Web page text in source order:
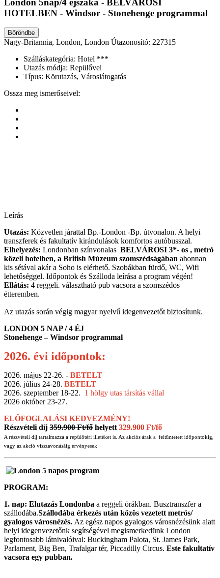
London 5nap/4 éjszaka - BELVÁROSI
HOTELBEN - Windsor - Stonehenge programmal
Bőröndbe
Nagy-Britannia, London, London Útazonosító: 227315
Szálláskategória: Hotel ***
Utazás módja: Repülővel
Típus: Körutazás, Városlátogatás
Ossza meg ismerőseivel:
Leírás
Utazás: Közvetlen járattal Bp.-London -Bp. útvonalon. A helyi
transzferek és fakultatív kirándulások komfortos autóbusszal.
Elhelyezés: Londonban színvonalas BELVÁROSI 3*- os , metró
közeli hotelben, a British Múzeum szomszédságában ahonnan
kis sétával akár a Soho is elérhető. Szobákban fürdő, WC, Wifi
lehetőséggel. Időpontok és Szálloda leírása a program végén!
Ellátás: 4 reggeli. választható pub vacsora a szomszédos
étteremben.
Az utazás során végig magyar nyelvű idegenvezetőt biztosítunk.
LONDON 5 NAP / 4 ÉJ
Stonehenge – Windsor programmal
2026. évi időpontok:
2026. május 22-26. - BETELT
2026. július 24-28. BETELT
2026. szeptember 18-22. 1 hölgy utas társítás vállal
2026 október 23-27.
ELŐFOGLALÁSI KEDVEZMÉNY!
Részvételi díj 359.900 Ft/fő helyett329.900 Ft/fő
A részvételi díj tartalmazza a repülőtéri illetéket is. Az akciós árak a feltüntetett időpontokig,
vagy az akció visszavonásáig érvényesek
PROGRAM:
1. nap: Elutazás Londonba a reggeli órákban. Busztranszfer a
szállodába.Szállodába érkezés után közös vezetett metrós/
gyalogos városnézés. Az egész napos gyalogos városnézésünk alatt
helyi idegenvezetőnk segítségével megismerkedünk London
legfontosabb látnivalóival: Buckingham Palota, St. James Park,
Parlament, Big Ben, Trafalgar tér, Piccadilly Circus. Este fakultatív
vacsora egy pubban.